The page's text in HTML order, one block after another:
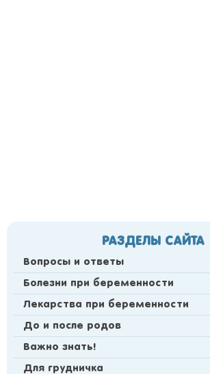
РАЗДЕЛЫ САЙТА
Вопросы и ответы
Болезни при беременности
Лекарства при беременности
До и после родов
Важно знать!
Для грудничка